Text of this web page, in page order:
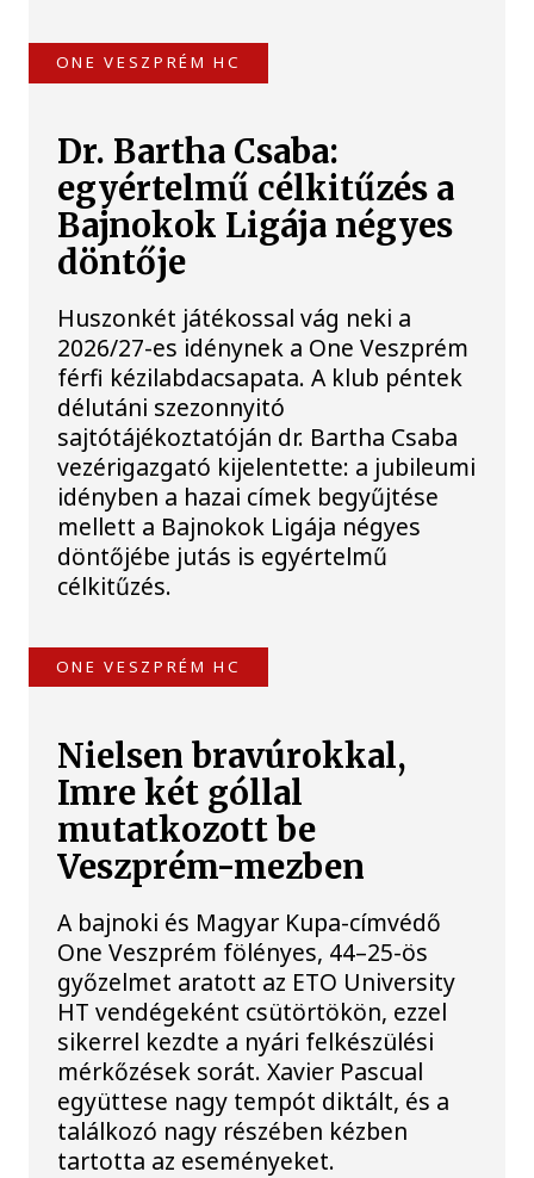
ONE VESZPRÉM HC
Dr. Bartha Csaba:
egyértelmű célkitűzés a
Bajnokok Ligája négyes
döntője
Huszonkét játékossal vág neki a
2026/27-es idénynek a One Veszprém
férfi kézilabdacsapata. A klub péntek
délutáni szezonnyitó
sajtótájékoztatóján dr. Bartha Csaba
vezérigazgató kijelentette: a jubileumi
idényben a hazai címek begyűjtése
mellett a Bajnokok Ligája négyes
döntőjébe jutás is egyértelmű
célkitűzés.
ONE VESZPRÉM HC
Nielsen bravúrokkal,
Imre két góllal
mutatkozott be
Veszprém-mezben
A bajnoki és Magyar Kupa-címvédő
One Veszprém fölényes, 44–25-ös
győzelmet aratott az ETO University
HT vendégeként csütörtökön, ezzel
sikerrel kezdte a nyári felkészülési
mérkőzések sorát. Xavier Pascual
együttese nagy tempót diktált, és a
találkozó nagy részében kézben
tartotta az eseményeket.